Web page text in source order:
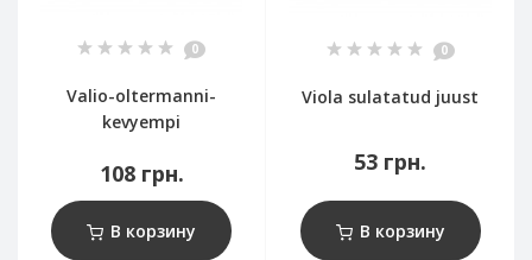
0
Valio-oltermanni-
kevyempi
108 грн.
В корзину
0
Viola sulatatud juust
53 грн.
В корзину